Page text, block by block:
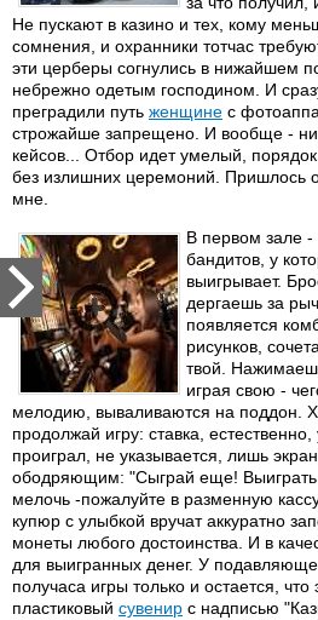
Не пускают в казино и тех, кому
сомнения, и охранники тотчас
эти церберы согнулись в нижайшем
небрежно одетым господином. И
преградили путь женщине с
строжайше запрещено. И вообще -
кейсов... Отбор идет умелый,
без излишних церемоний. Пришлось
мне.
В первом зале -
бандитов, у
выигрывает.
дергаешь за
появляется
рисунков,
твой.
играя свою -
мелодию, вываливаются на поддон.
продолжай игру: ставка,
проиграл, не указывается, лишь
ободряющим: "Сыграй еще! Выиграть
мелочь -пожалуйте в разменную
купюр с улыбкой вручат аккуратно
монеты любого достоинства. И в
для выигранных денег. У
получаса игры только и остается,
пластиковый сувенир с надписью